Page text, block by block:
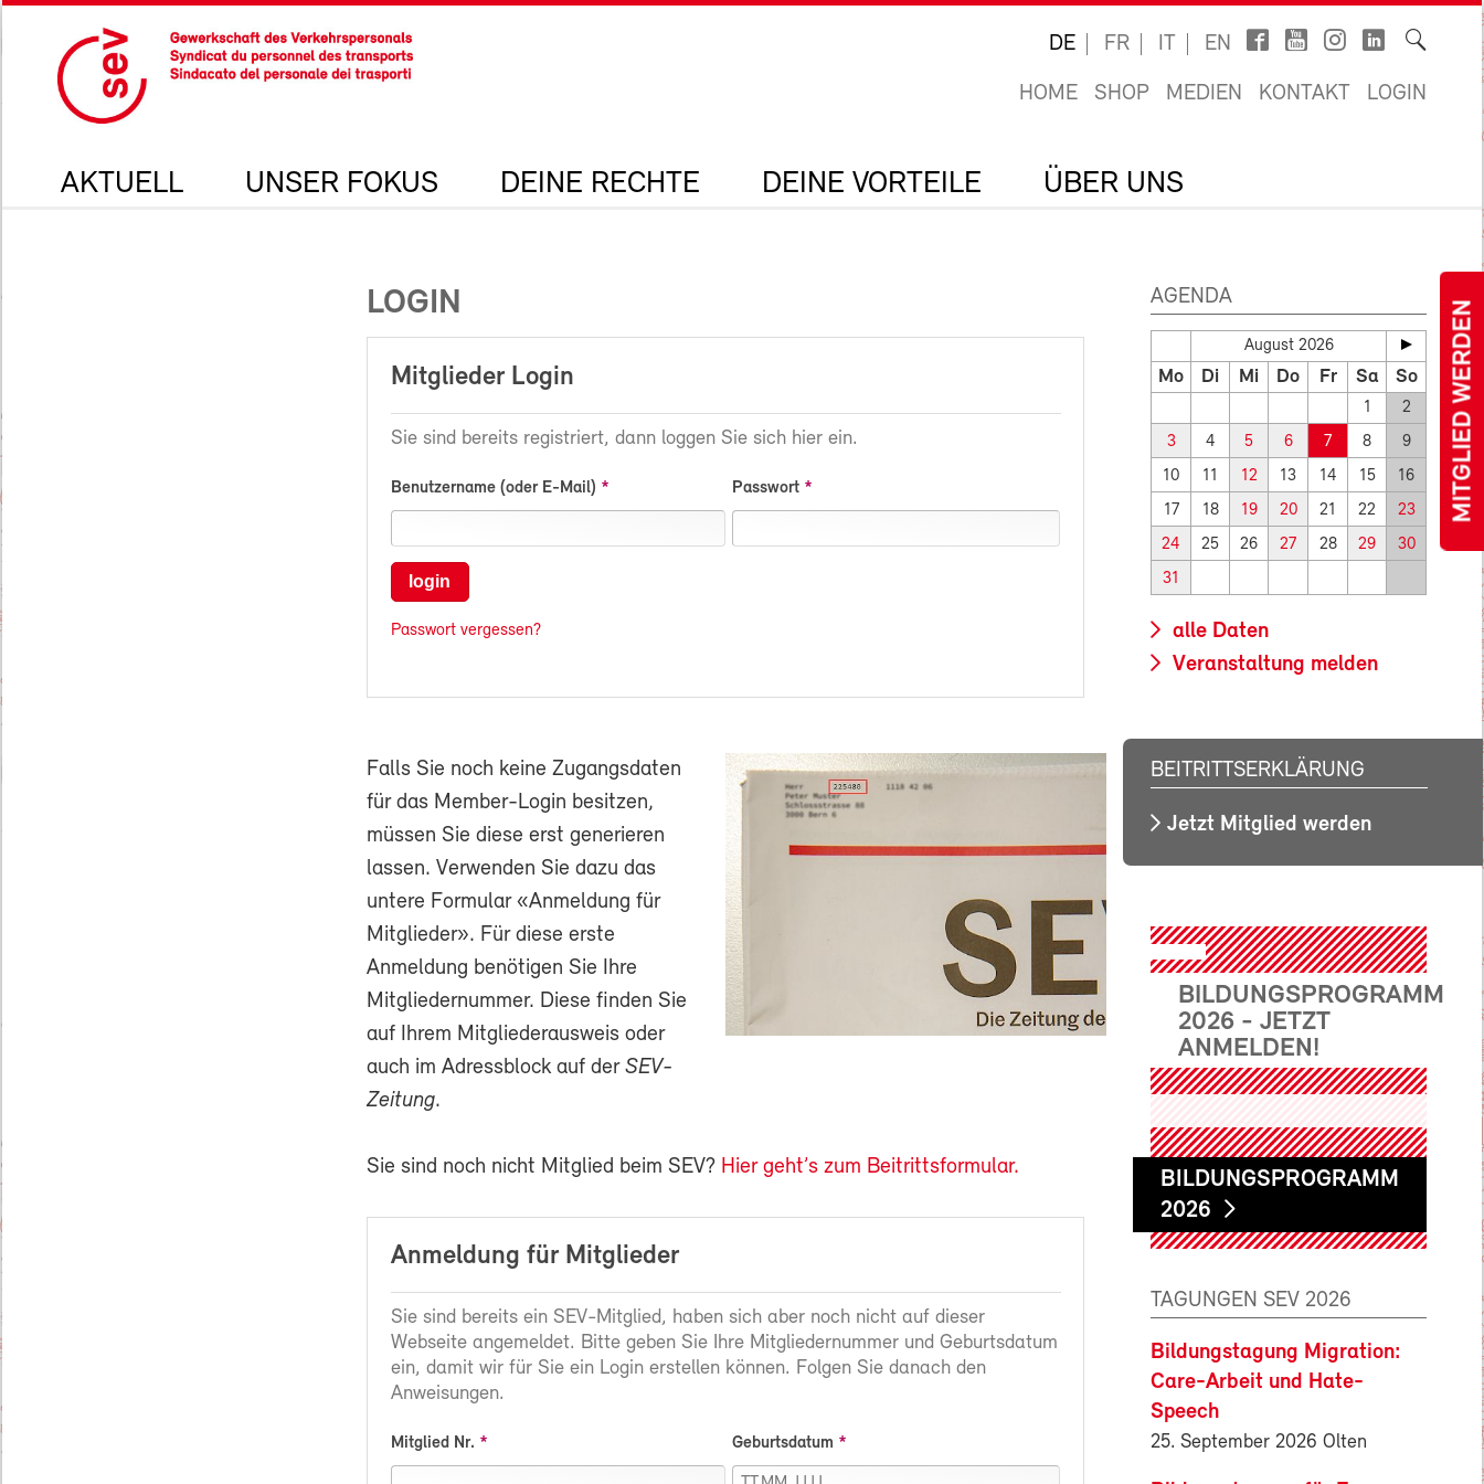
MITGLIED WERDEN
DE FR IT EN
HOME SHOP MEDIEN KONTAKT LOGIN
AKTUELL UNSER FOKUS DEINE RECHTE DEINE VORTEILE ÜBER UNS
LOGIN
Mitglieder Login
Sie sind bereits registriert, dann loggen Sie sich hier ein.
Benutzername (oder E-Mail) Passwort
login
Passwort vergessen?
Falls Sie noch keine Zugangsdaten
für das Member-Login besitzen,
müssen Sie diese erst generieren
lassen. Verwenden Sie dazu das
untere Formular «Anmeldung für
Mitglieder». Für diese erste
Anmeldung benötigen Sie Ihre
Mitgliedernummer. Diese finden Sie
auf Ihrem Mitgliederausweis oder
auch im Adressblock auf der SEV-
Zeitung.
Sie sind noch nicht Mitglied beim SEV? Hier geht’s zum Beitrittsformular.
Anmeldung für Mitglieder
Sie sind bereits ein SEV-Mitglied, haben sich aber noch nicht auf dieser
Webseite angemeldet. Bitte geben Sie Ihre Mitgliedernummer und Geburtsdatum
ein, damit wir für Sie ein Login erstellen können. Folgen Sie danach den
Anweisungen.
Mitglied Nr. Geburtsdatum
AGENDA
August 2026
Mo Di Mi Do Fr Sa So
1 2
3 4 5 6 7 8 9
10 11 12 13 14 15 16
17 18 19 20 21 22 23
24 25 26 27 28 29 30
31
alle Daten
Veranstaltung melden
BEITRITTSERKLÄRUNG
Jetzt Mitglied werden
BILDUNGSPROGRAMM
2026 - JETZT
ANMELDEN!
BILDUNGSPROGRAMM
2026
TAGUNGEN SEV 2026
Bildungstagung Migration:
Care-Arbeit und Hate-
Speech
25. September 2026 Olten